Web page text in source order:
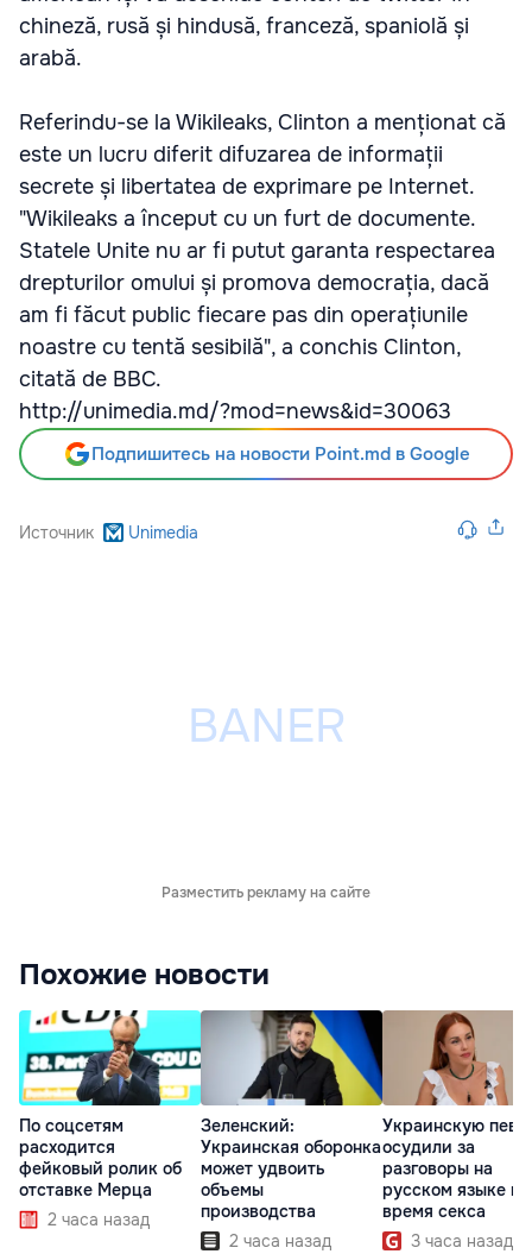
chineză, rusă și hindusă, franceză, spaniolă și
arabă.
Referindu-se la Wikileaks, Clinton a menționat că
este un lucru diferit difuzarea de informații
secrete și libertatea de exprimare pe Internet.
"Wikileaks a început cu un furt de documente.
Statele Unite nu ar fi putut garanta respectarea
drepturilor omului și promova democrația, dacă
am fi făcut public fiecare pas din operațiunile
noastre cu tentă sesibilă", a conchis Clinton,
citată de BBC.
http://unimedia.md/?mod=news&id=30063
Подпишитесь на новости Point.md в Google
Источник Unimedia
Разместить рекламу на сайте
Похожие новости
По соцсетям
расходится
фейковый ролик об
отставке Мерца
2 часа назад
Зеленский:
Украинская оборонка
может удвоить
объемы
производства
2 часа назад
Украинскую
осудили за
разговоры на
русском языке во
время секса
3 часа назад